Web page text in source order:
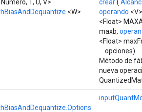
T, U, V>
<W>
crear(
operando
<Float>
maxb,
<Float>
opciones)
Método de
nueva